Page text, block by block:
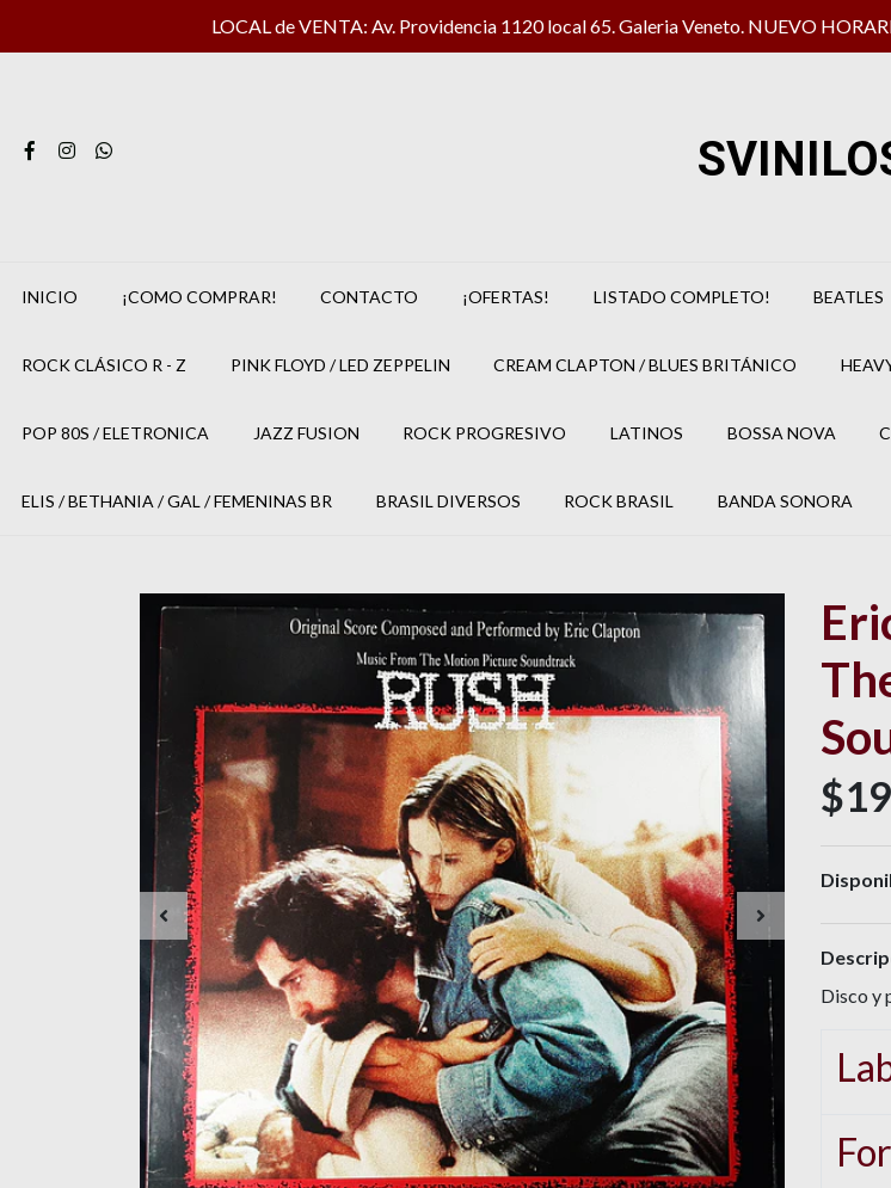
LOCAL de VENTA: Av. Providencia 1120 local 65. Galeria Veneto. NUEVO
INICIO ¡COMO COMPRAR! CONTACTO ¡OFERTAS! LISTADO COMPLETO! BEATLES
ROCK CLÁSICO R - Z PINK FLOYD / LED ZEPPELIN CREAM CLAPTON / BLUES BRITÁNICO
POP 80S / ELETRONICA JAZZ FUSION ROCK PROGRESIVO LATINOS BOSSA NOVA
ELIS / BETHANIA / GAL / FEMENINAS BR BRASIL DIVERSOS ROCK BRASIL BANDA SONORA
Disco y